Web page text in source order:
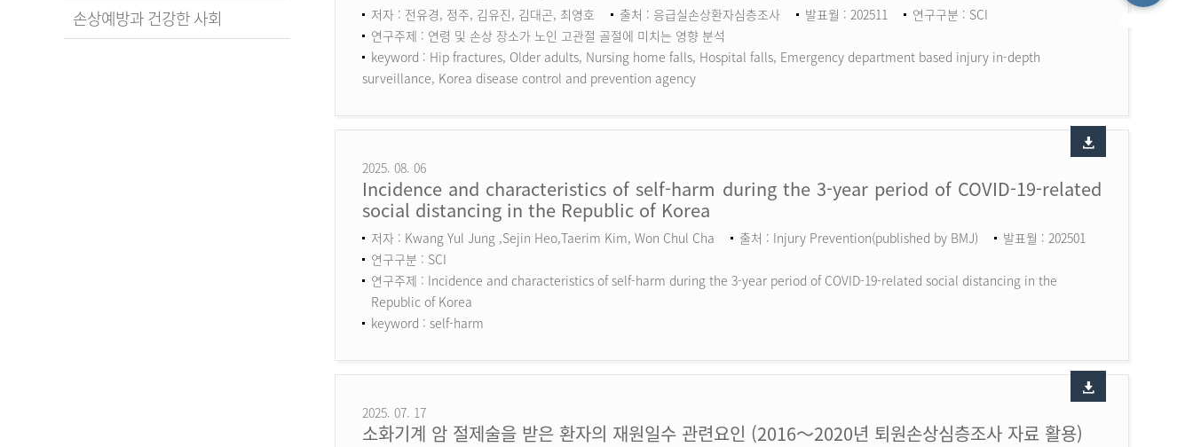
손상예방과 건강한 사회
저자 : 전유경, 정주, 김유진, 김대곤, 최영호 출처 : 응급실손상환자심층조사 발표월 : 202511
연구구분 : SCI
연구주제 : 연령 및 손상 장소가 노인 고관절 골절에 미치는 영향 분석
keyword : Hip fractures, Older adults, Nursing home falls, Hospital falls, Emergency department based injury in-depth
surveillance, Korea disease control and prevention agency
2025. 08. 06
Incidence and characteristics of self-harm during the 3-year period of COVID-19-related
social distancing in the Republic of Korea
저자 : Kwang Yul Jung ,Sejin Heo,Taerim Kim, Won Chul Cha 출처 : Injury Prevention(published by BMJ)
발표월 : 202501
연구구분 : SCI
연구주제 : Incidence and characteristics of self-harm during the 3-year period of COVID-19-related social distancing in the
Republic of Korea
keyword : self-harm
2025. 07. 17
소화기계 암 절제술을 받은 환자의 재원일수 관련요인 (2016～2020년 퇴원손상심층조사 자료 활용)